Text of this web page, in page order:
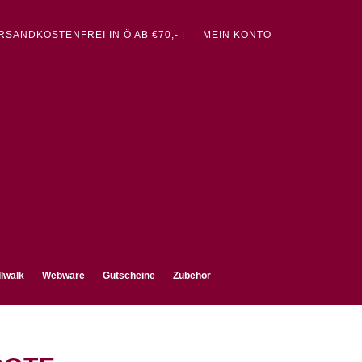
IN Ö AB €70,- | MEIN KONTO
Webware Gutscheine Zubehör